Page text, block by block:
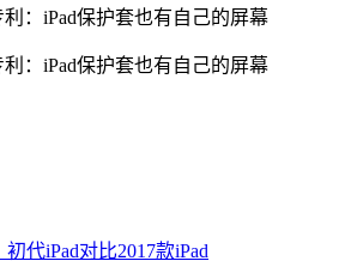
代iPad对比2017款iPad